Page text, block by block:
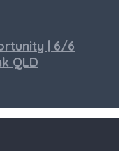
| 6/6
QLD